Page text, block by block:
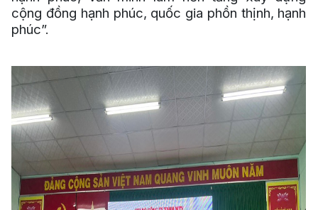
cộng đồng hạnh phúc, quốc gia phồn thịnh, hạnh
phúc”.